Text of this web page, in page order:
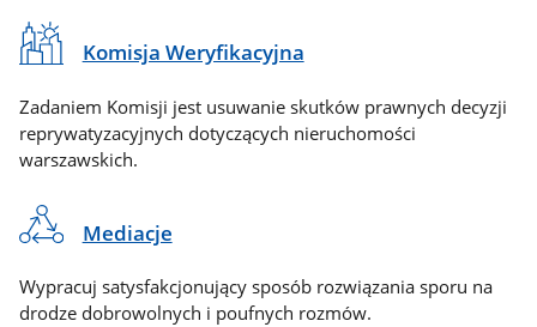
Komisja Weryfikacyjna
Zadaniem Komisji jest usuwanie skutków prawnych decyzji
reprywatyzacyjnych dotyczących nieruchomości
warszawskich.
Mediacje
Wypracuj satysfakcjonujący sposób rozwiązania sporu na
drodze dobrowolnych i poufnych rozmów.